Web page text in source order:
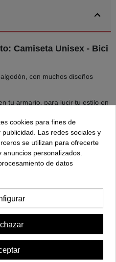
Camiseta Unisex - Bici
con muchos diseños
tu armario, para lucir tu estilo en
impresión de alta calidad.
cookies para fines de
Las redes sociales y
se utilizan para ofrecerte
personalizados.
de datos